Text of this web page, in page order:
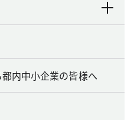
内中小企業の皆様へ